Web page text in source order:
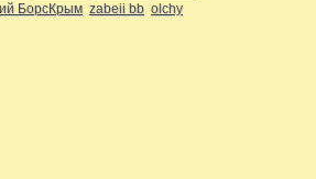
БорсКрым zabeii bb olchy